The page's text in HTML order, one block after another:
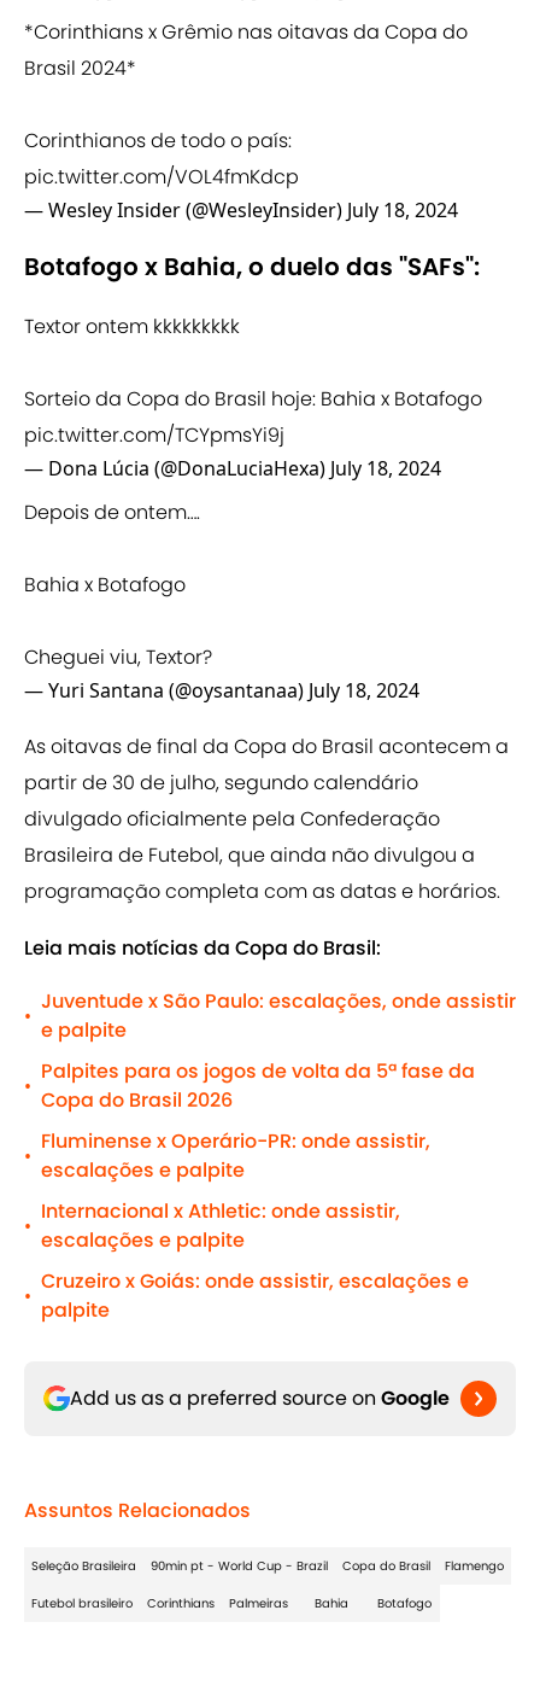
*Corinthians x Grêmio nas oitavas da Copa do
Brasil 2024*
Corinthianos de todo o país:
pic.twitter.com/VOL4fmKdcp
— Wesley Insider (@WesleyInsider) July 18, 2024
Botafogo x Bahia, o duelo das "SAFs":
Textor ontem kkkkkkkkk
Sorteio da Copa do Brasil hoje: Bahia x Botafogo
pic.twitter.com/TCYpmsYi9j
— Dona Lúcia (@DonaLuciaHexa) July 18, 2024
Depois de ontem….
Bahia x Botafogo
Cheguei viu, Textor?
— Yuri Santana (@oysantanaa) July 18, 2024
As oitavas de final da Copa do Brasil acontecem a
partir de 30 de julho, segundo calendário
divulgado oficialmente pela Confederação
Brasileira de Futebol, que ainda não divulgou a
programação completa com as datas e horários.
Leia mais notícias da Copa do Brasil:
•
Juventude x São Paulo: escalações, onde assistir
e palpite
•
Palpites para os jogos de volta da 5ª fase da
Copa do Brasil 2026
•
Fluminense x Operário-PR: onde assistir,
escalações e palpite
•
Internacional x Athletic: onde assistir,
escalações e palpite
•
Cruzeiro x Goiás: onde assistir, escalações e
palpite
Add us as a preferred source on Google
Assuntos Relacionados
Seleção Brasileira 90min pt - World Cup - Brazil Copa do Brasil Flamengo
Futebol brasileiro Corinthians Palmeiras Bahia Botafogo